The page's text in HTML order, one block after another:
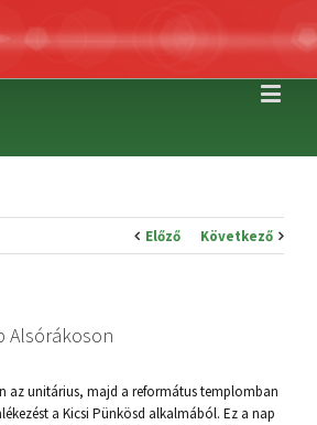
Előző Következő
Alsórákoson
az unitárius, majd a református templomban
a Kicsi Pünkösd alkalmából. Ez a nap